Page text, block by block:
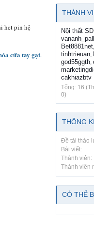
hết pin hệ
cửa tay gạt.
THÀNH
Nội thất
Bet8881net,
tinhtrieuan,
god55ggth,
cakhiazbtv
Tổng: 16
0)
THỐNG
Đề tài thảo
Bài viết:
Thành viên:
Thành viên
CÓ THỂ